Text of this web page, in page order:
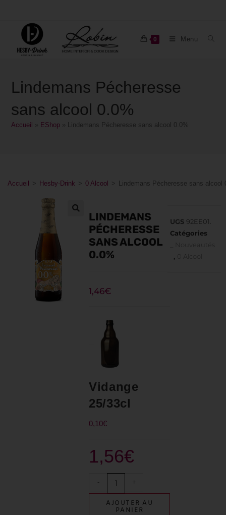
0 Menu
Lindemans Pécheresse
sans alcool 0.0%
Accueil EShop Lindemans Pécheresse sans alcool 0.0%
Accueil > Hesby-Drink > 0 Alcool > Lindemans Pécheresse sans alcool
LINDEMANS
PÉCHERESSE
SANS ALCOOL
0.0%
1,46€
Vidange
25/33cl
0,10€
1,56€
- +
AJOUTER AU
PANIER
UGS 92EE01.
Catégories
_ Nouveautés
, 0 Alcool